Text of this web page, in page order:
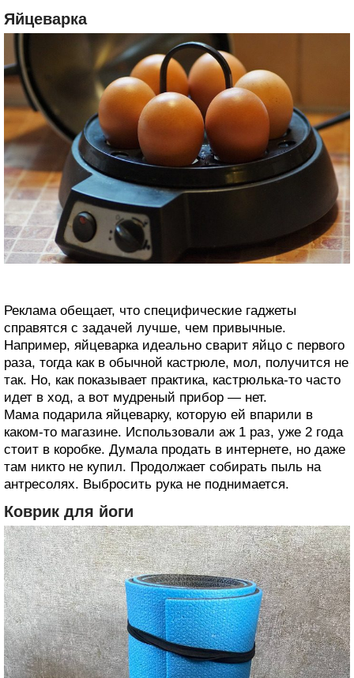
Яйцеварка
Реклама обещает, что специфические гаджеты
справятся с задачей лучше, чем привычные.
Например, яйцеварка идеально сварит яйцо с первого
раза, тогда как в обычной кастрюле, мол, получится не
так. Но, как показывает практика, кастрюлька-то часто
идет в ход, а вот мудреный прибор — нет.
Мама подарила яйцеварку, которую ей впарили в
каком-то магазине. Использовали аж 1 раз, уже 2 года
стоит в коробке. Думала продать в интернете, но даже
там никто не купил. Продолжает собирать пыль на
антресолях. Выбросить рука не поднимается.
Коврик для йоги